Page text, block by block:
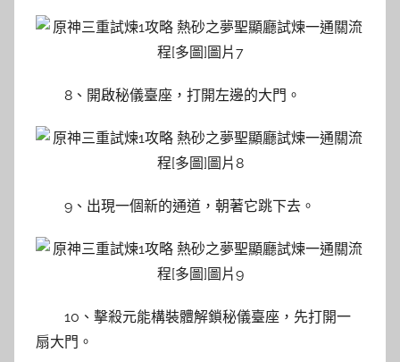
8、開啟秘儀臺座，打開左邊的大門。
9、出現一個新的通道，朝著它跳下去。
10、擊殺元能構裝體解鎖秘儀臺座，先打開一
扇大門。